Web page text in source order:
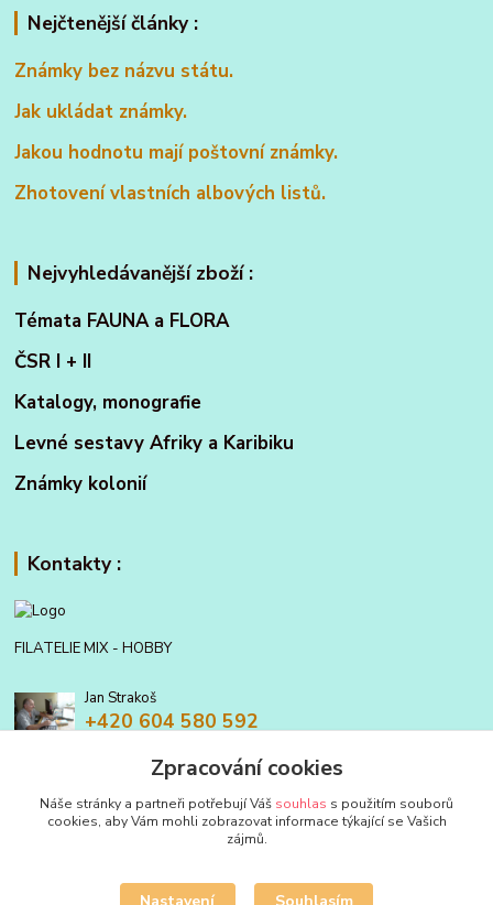
Nejčtenější články :
Známky bez názvu státu.
Jak ukládat známky.
Jakou hodnotu mají poštovní známky.
Zhotovení vlastních albových listů.
Nejvyhledávanější zboží :
Témata FAUNA a FLORA
ČSR I + II
Katalogy, monografie
Levné sestavy Afriky a Karibiku
Známky kolonií
Kontakty :
FILATELIE MIX - HOBBY
Jan Strakoš
+420 604 580 592
filatelie.mix@seznam.czZpracování cookies
Náše stránky a partneři potřebují Váš souhlas s použitím souborů
cookies, aby Vám mohli zobrazovat informace týkající se Vašich
zájmů.